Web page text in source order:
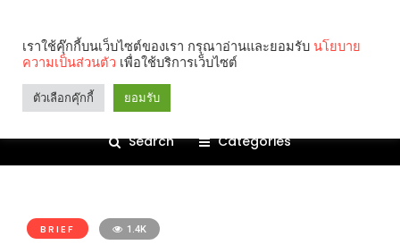
Search Categories
BRIEF 1.4K
เราใช้คุ๊กกี้บนเว็บไซต์ของเรา กรุณาอ่านและยอมรับ นโยบาย
ความเป็นส่วนตัว เพื่อใช้บริการเว็บไซต์
ตัวเลือกคุ๊กกี้ ยอมรับ